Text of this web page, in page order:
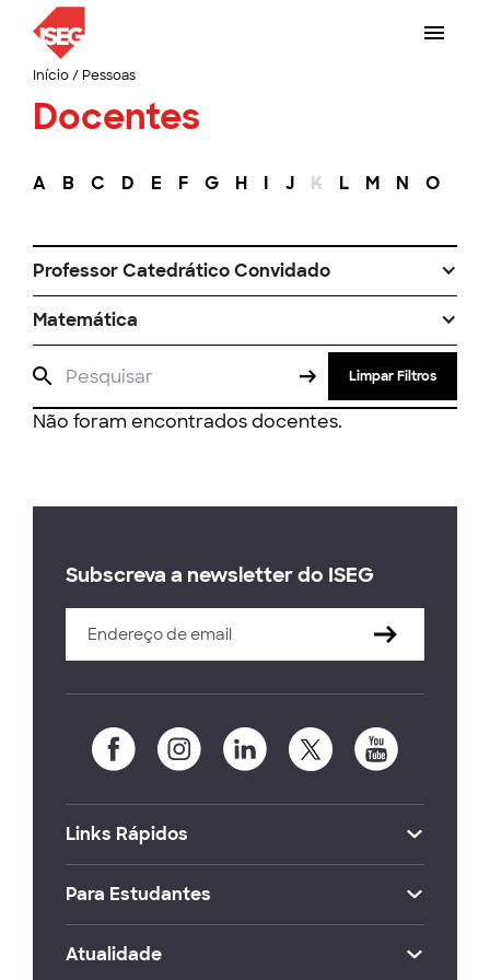
Início/ Pessoas
Docentes
A B C D E F G H I J K L M N O
Professor Catedrático Convidado
Matemática
Limpar Filtros
Não foram encontrados docentes.
Subscreva a newsletter do ISEG
Links Rápidos
Para Estudantes
Atualidade